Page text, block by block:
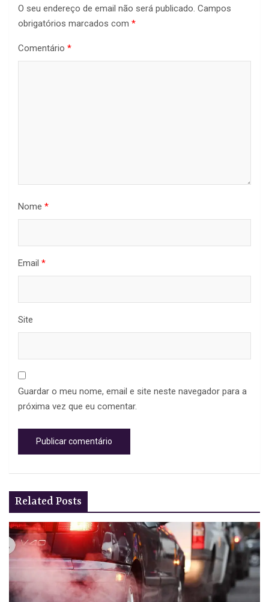
O seu endereço de email não será publicado. Campos
obrigatórios marcados com *
Comentário *
Nome *
Email *
Site
Guardar o meu nome, email e site neste navegador para a
próxima vez que eu comentar.
Related Posts